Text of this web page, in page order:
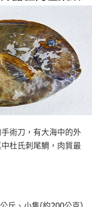
術刀，有大海中的外
杜氏刺尾鯛，肉質最